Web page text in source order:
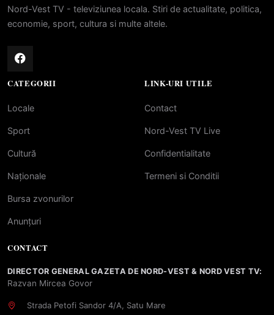
Nord-Vest TV - televiziunea locala. Stiri de actualitate, politica,
economie, sport, cultura si multe altele.
CATEGORII
Locale
Sport
Cultură
Naționale
Bursa zvonurilor
Anunțuri
LINK-URI UTILE
Contact
Nord-Vest TV Live
Confidentialitate
Termeni si Conditii
CONTACT
DIRECTOR GENERAL GAZETA DE NORD-VEST & NORD VEST TV:
Razvan Mircea Govor
Strada Petofi Sandor 4/A, Satu Mare